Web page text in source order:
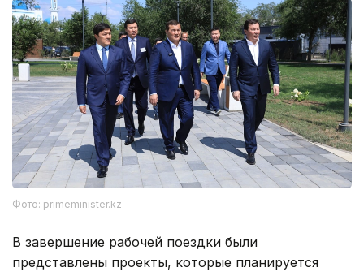
Фото: primeminister.kz
В завершение рабочей поездки были
представлены проекты, которые планируется